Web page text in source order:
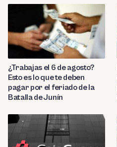
¿Trabajas el 6 de agosto?
Esto es lo que te deben
pagar por el feriado de la
Batalla de Junín